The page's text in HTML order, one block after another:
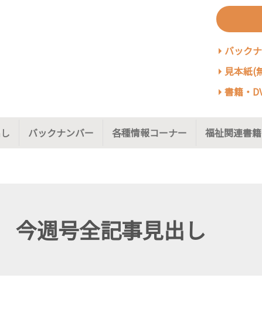
バック
見本紙(
書籍・
バックナンバー 各種情報コーナー 福祉関連書
今週号全記事見出し